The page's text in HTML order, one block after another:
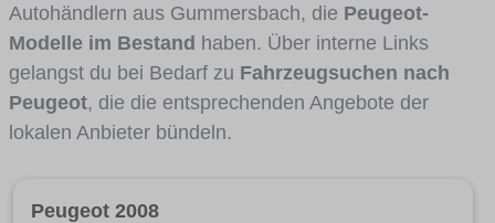
Autohändlern aus Gummersbach, die Peugeot-
Modelle im Bestand haben. Über interne Links
gelangst du bei Bedarf zu Fahrzeugsuchen nach
Peugeot, die die entsprechenden Angebote der
lokalen Anbieter bündeln.
Peugeot 2008